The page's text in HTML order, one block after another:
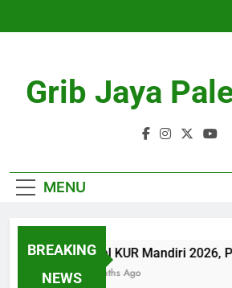
Grib Jaya
MENU
BREAKING
NEWS
Tabel KUR Mandiri 2026,
4 Months Ago